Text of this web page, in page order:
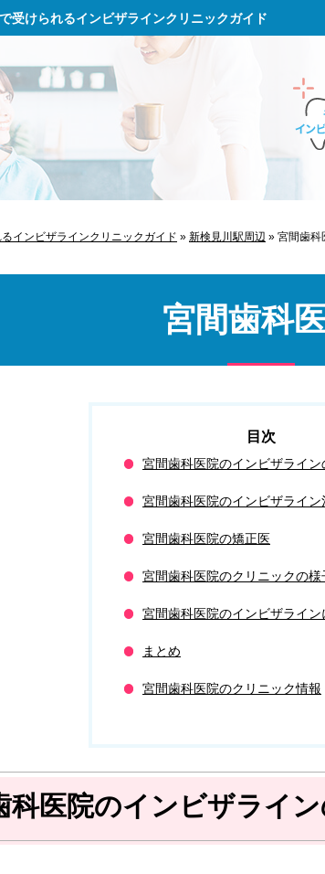
受けられるインビザラインクリニックガイド
インビザラインクリニックガイド » 新検見川駅周辺 » 宮間歯科
宮間歯科
宮間歯科医院のインビザライン
宮間歯科医院のインビザライン
宮間歯科医院の矯正医
宮間歯科医院のクリニックの様
宮間歯科医院のインビザライン
まとめ
宮間歯科医院のクリニック情報
科医院のインビザライン